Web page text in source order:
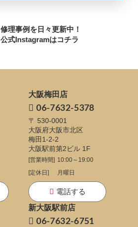
修理事例を日々更新中！
公式Instagramはコチラ
大阪梅田店
06-7632-5378
〒 530-0001
大阪府大阪市北区
梅田1-2-2
大阪駅前第2ビル 1F
[営業時間] 10:00～19:00
[定休日]
月曜日
電話する
新大阪駅前店
06-7632-6751